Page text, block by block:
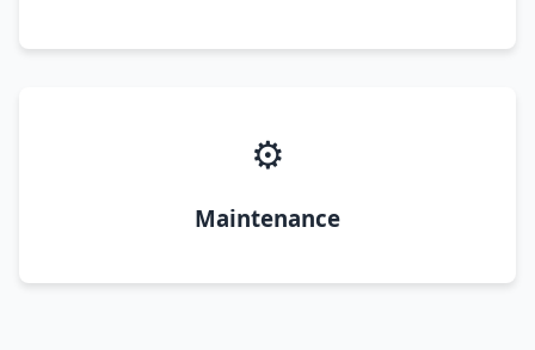
⚙️
Maintenance